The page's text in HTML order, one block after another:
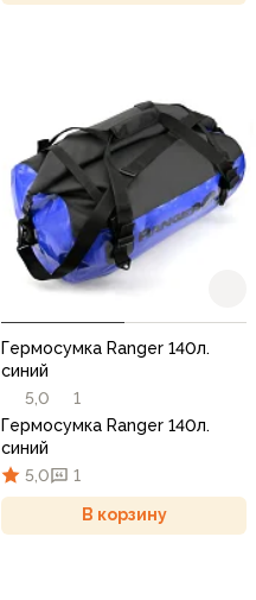
Гермосумка Ranger 140л.
cиний
5,0
1
Гермосумка Ranger 140л.
cиний
5,0
1
В корзину